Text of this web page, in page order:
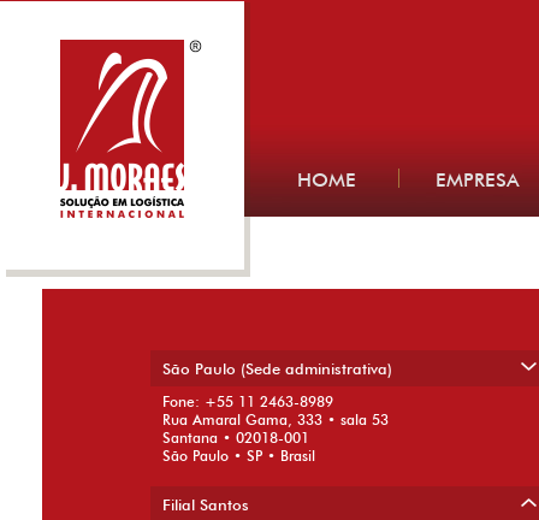
HOME EMPRESA
milhões no início de outubro
São Paulo (Sede administrativa)
Fone: +55 11 2463-8989
Rua Amaral Gama, 333 • sala 53
Santana • 02018-001
São Paulo • SP • Brasil
Filial Santos